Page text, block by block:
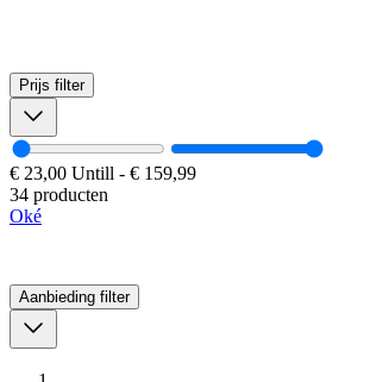
Prijs filter
€ 23,00 Untill - € 159,99
34 producten
Oké
Aanbieding filter